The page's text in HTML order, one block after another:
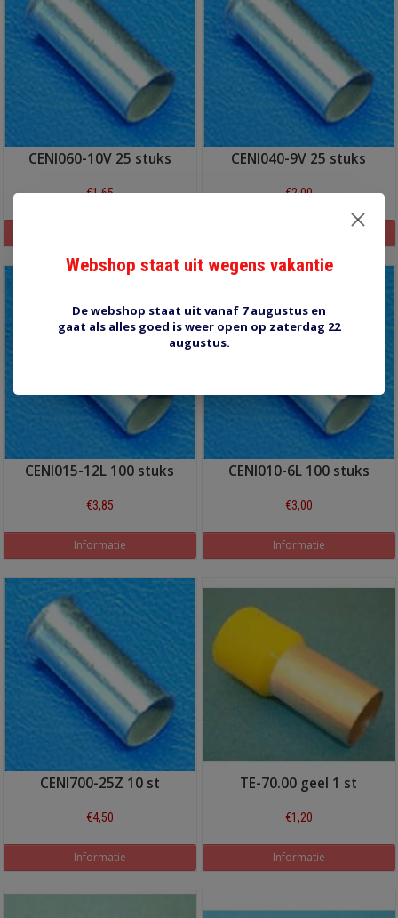
CENI060-10V 25 stuks
€1,65
CENI040-9V 25 stuks
€2,00
CENI015-12L 100 stuks
€3,85
Informatie
CENI010-6L 100 stuks
€3,00
Informatie
CENI700-25Z 10 st
€4,50
Informatie
TE-70.00 geel 1 st
€1,20
Informatie
Webshop staat uit wegens vakantie
De webshop staat uit vanaf 7 augustus en
gaat als alles goed is weer open op zaterdag 22
augustus.